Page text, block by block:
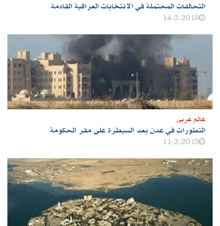
التحالفات المحتملة في الانتخابات العراقية القادمة
14-2-2018
عالم عربى
التطورات في عدن بعد السيطرة على مقر الحكومة
11-2-2018